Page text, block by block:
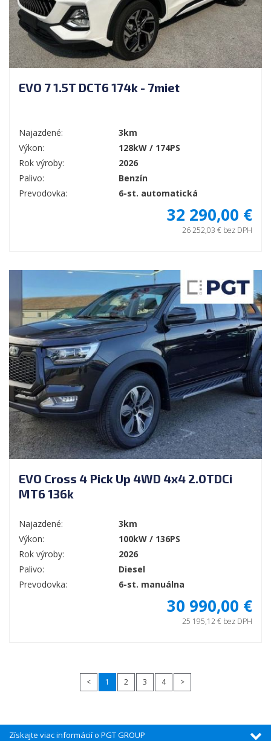
EVO 7 1.5T DCT6 174k - 7miet
Najazdené:
3km
Výkon:
128kW / 174PS
Rok výroby:
2026
Palivo:
Benzín
Prevodovka:
6-st. automatická
32 290,00 €
26 252,03 € bez DPH
EVO Cross 4 Pick Up 4WD 4x4 2.0TDCi
MT6 136k
Najazdené:
3km
Výkon:
100kW / 136PS
Rok výroby:
2026
Palivo:
Diesel
Prevodovka:
6-st. manuálna
30 990,00 €
25 195,12 € bez DPH
< 1 2 3 4 >
Získajte viac informácií o PGT GROUP